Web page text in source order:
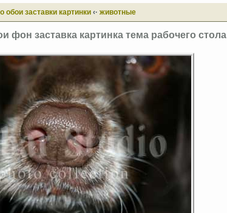
обои заставки картинки ‹· животные
фон заставка картинка тема рабочего стола